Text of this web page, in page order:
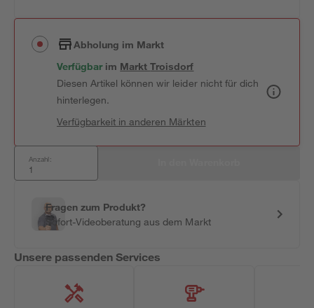
Abholung im Markt
Verfügbar im MarktTroisdorf
Diesen Artikel können wir leider nicht für dich
hinterlegen.
Verfügbarkeit in anderen Märkten
Anzahl:
Fragen zum Produkt?
Sofort-Videoberatung aus dem Markt
Unsere passenden Services